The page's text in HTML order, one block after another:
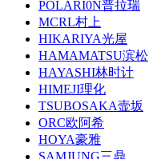
POLARI0N普拉瑞
MCRL村上
HIKARIYA光屋
HAMAMATSU滨松
HAYASHI林时计
HIMEJI理化
TSUBOSAKA壸坂
ORC欧阿希
HOYA豪雅
SAMJUNG三鼎